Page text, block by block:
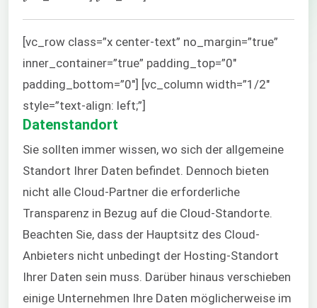
[vc_row class=”x center-text” no_margin=”true”
inner_container=”true” padding_top=”0″
padding_bottom=”0″] [vc_column width=”1/2″
style=”text-align: left;”]
Datenstandort
Sie sollten immer wissen, wo sich der allgemeine
Standort Ihrer Daten befindet. Dennoch bieten
nicht alle Cloud-Partner die erforderliche
Transparenz in Bezug auf die Cloud-Standorte.
Beachten Sie, dass der Hauptsitz des Cloud-
Anbieters nicht unbedingt der Hosting-Standort
Ihrer Daten sein muss. Darüber hinaus verschieben
einige Unternehmen Ihre Daten möglicherweise im